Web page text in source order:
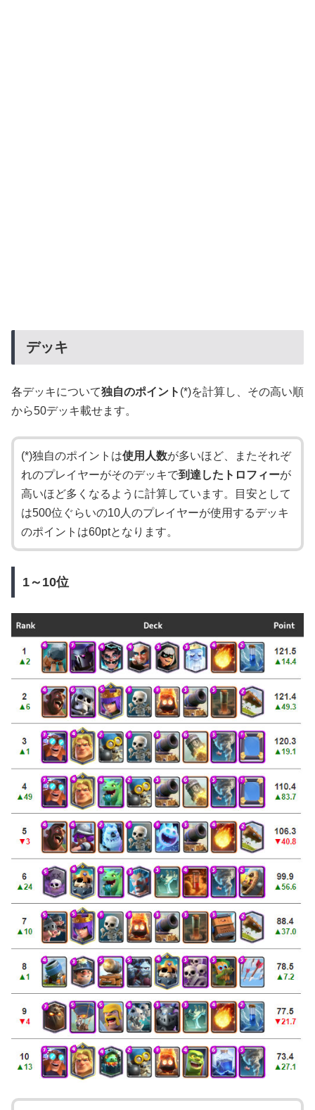
デッキ
各デッキについて独自のポイント (*)を計算し、その高い順
から50デッキ載せます。
(*)独自のポイントは使用人数が多いほど、またそれぞ
れのプレイヤーがそのデッキで到達したトロフィーが
高いほど多くなるように計算しています。目安として
は500位ぐらいの10人のプレイヤーが使用するデッキ
のポイントは60ptとなります。
1～10位